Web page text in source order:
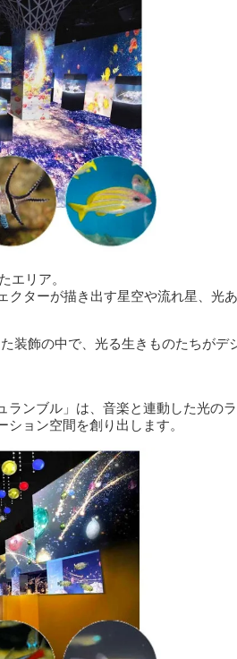
エリア。
クターが描き出す星空や流れ星、光
装飾の中で、光る生きものたちがデ
ンブル」は、音楽と連動した光の
ョン空間を創り出します。